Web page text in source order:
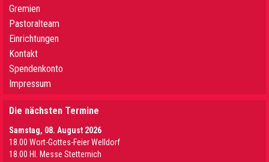
Gremien
Pastoralteam
Einrichtungen
Kontakt
Spendenkonto
Impressum
Die nächsten Termine
Samstag, 08. August 2026
18.00 Wort-Gottes-Feier Welldorf
18.00 Hl. Messe Stetternich